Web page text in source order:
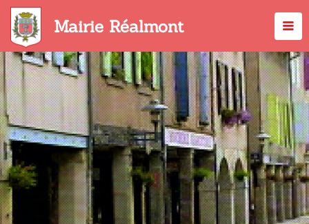
Aller
contenu
principal
Mairie Réalmont